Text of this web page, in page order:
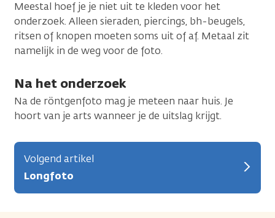
Meestal hoef je je niet uit te kleden voor het
onderzoek. Alleen sieraden, piercings, bh-beugels,
ritsen of knopen moeten soms uit of af. Metaal zit
namelijk in de weg voor de foto.
Na het onderzoek
Na de röntgenfoto mag je meteen naar huis. Je
hoort van je arts wanneer je de uitslag krijgt.
Volgend artikel
Longfoto